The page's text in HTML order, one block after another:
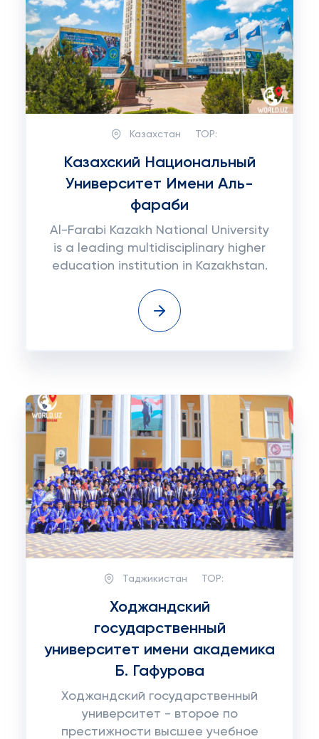
Казахстан TOP:
Казахский Национальный
Университет Имени Аль-
фараби
Al-Farabi Kazakh National University
is a leading multidisciplinary higher
education institution in Kazakhstan.
Таджикистан TOP:
Ходжандский
государственный
университет имени академика
Б. Гафурова
Ходжандский государственный
университет - второе по
престижности высшее учебное